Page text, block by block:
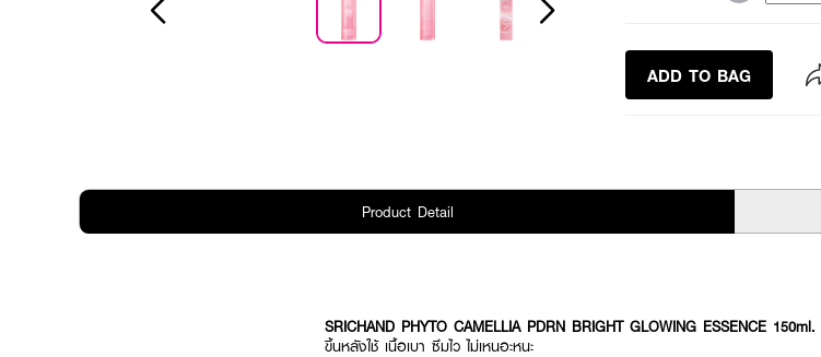
ADD TO BAG
Product Detail
SRICHAND PHYTO CAMELLIA PDRN BRIGHT GLOWING ESSENCE 150ml.
ขึ้นหลังใช้ เนื้อเบา ซึมไว ไม่เหนอะหนะ